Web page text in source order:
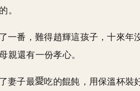
。
一番，難得趙輝這孩子，十來年
親還有一份孝心。
妻子最 吃的餛飩，用保溫杯裝